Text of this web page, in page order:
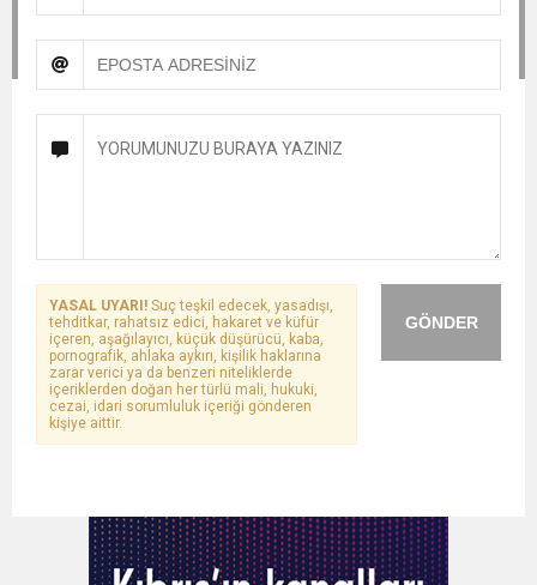
GÖNDER
YASAL UYARI! Suç teşkil edecek, yasadışı,
tehditkar, rahatsız edici, hakaret ve küfür
içeren, aşağılayıcı, küçük düşürücü, kaba,
pornografik, ahlaka aykırı, kişilik haklarına
zarar verici ya da benzeri niteliklerde
içeriklerden doğan her türlü mali, hukuki,
cezai, idari sorumluluk içeriği gönderen
kişiye aittir.